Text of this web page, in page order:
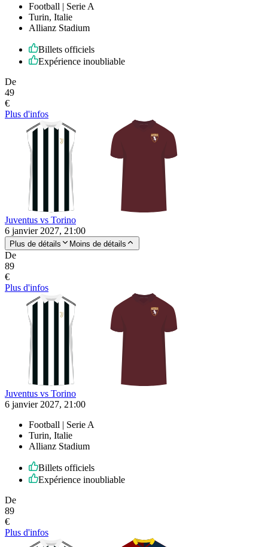
Football | Serie A
Turin, Italie
Allianz Stadium
Billets officiels
Expérience inoubliable
De
49
€
Plus d'infos
Juventus vs Torino
6 janvier 2027, 21:00
Plus de détails Moins de détails
De
89
€
Plus d'infos
Juventus vs Torino
6 janvier 2027, 21:00
Football | Serie A
Turin, Italie
Allianz Stadium
Billets officiels
Expérience inoubliable
De
89
€
Plus d'infos